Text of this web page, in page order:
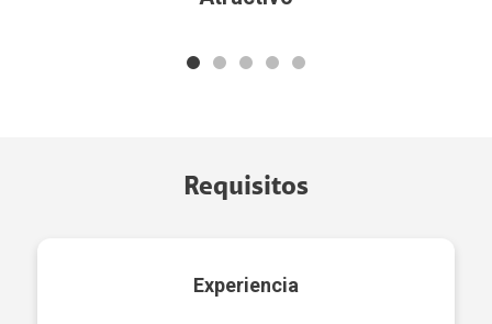
Requisitos
Experiencia